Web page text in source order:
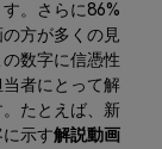
。さらに86%
方が多くの見
数字に信憑性
者にとって解
たとえば、新
示す解説動画